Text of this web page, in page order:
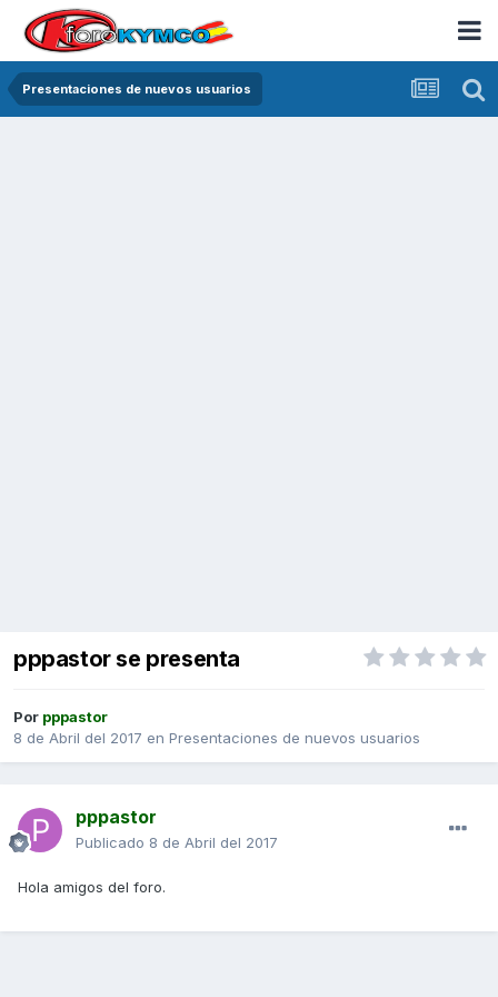
Presentaciones de nuevos usuarios
pppastor se presenta
Por pppastor
8 de Abril del 2017 en Presentaciones de nuevos usuarios
pppastor
Publicado 8 de Abril del 2017
Hola amigos del foro.